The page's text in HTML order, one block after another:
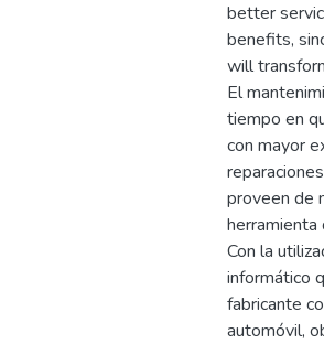
better
benefits,
will
El
tiempo en
con mayor
proveen de
herramienta
Con la
informático
fabricante
automóvil,